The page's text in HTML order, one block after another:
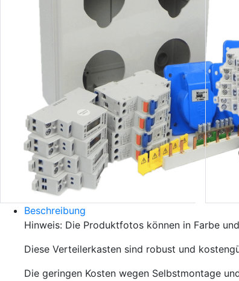
Beschreibung
Hinweis: Die Produktfotos können in Farbe
Diese Verteilerkasten sind robust und
Die geringen Kosten wegen Selbstmontage